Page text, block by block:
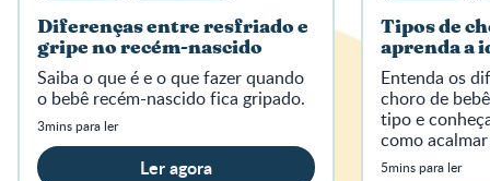
Diferenças entre resfriado e
gripe no recém-nascido
Saiba o que é e o que fazer quando
o bebê recém-nascido fica gripado.
3mins para ler
Ler agora
Tipos de
aprenda a
Entenda os
choro de
tipo e
como
momentos
5mins para ler